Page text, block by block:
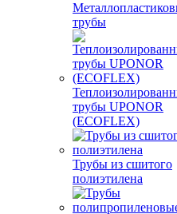
трубы
трубы UPONOR
(ECOFLEX)
Трубы из сшитого
полиэтилена